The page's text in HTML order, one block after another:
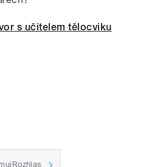
s učitelem tělocviku